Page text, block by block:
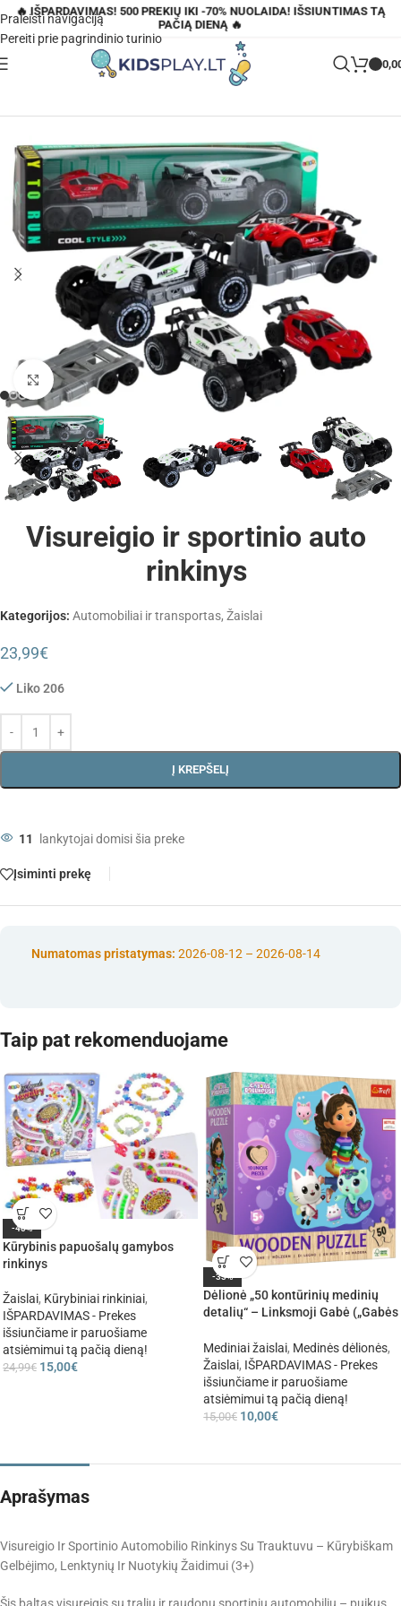
Praleisti navigaciją
Pereiti prie pagrindinio turinio
🔥 IŠPARDAVIMAS! 500 PREKIŲ IKI -70% NUOLAIDA! IŠSIUNTIMAS TĄ
PAČIĄ DIENĄ 🔥
Parduotuvė Visureigio ir sportinio auto rinkinys
Padidinti
Visureigio ir sportinio auto
rinkinys
Kategorijos: Automobiliai ir transportas, Žaislai
23,99€
Liko 206
Į KREPŠELĮ
11 lankytojai domisi šia preke
Įsiminti prekę
Numatomas pristatymas: 2026-08-12 – 2026-08-14
Taip pat rekomenduojame
-40%
Kūrybinis papuošalų gamybos
rinkinys
Žaislai, Kūrybiniai rinkiniai,
IŠPARDAVIMAS - Prekes
išsiunčiame ir paruošiame
atsiėmimui tą pačią dieną!
24,99€ 15,00€
-33%
Dėlionė „50 kontūrinių medinių
detalių“ – Linksmoji Gabė („Gabės
Mediniai žaislai, Medinės dėlionės,
Žaislai, IŠPARDAVIMAS - Prekes
išsiunčiame ir paruošiame
atsiėmimui tą pačią dieną!
15,00€ 10,00€
Aprašymas
Visureigio Ir Sportinio Automobilio Rinkinys Su Trauktuvu – Kūrybiškam
Gelbėjimo, Lenktynių Ir Nuotykių Žaidimui (3+)